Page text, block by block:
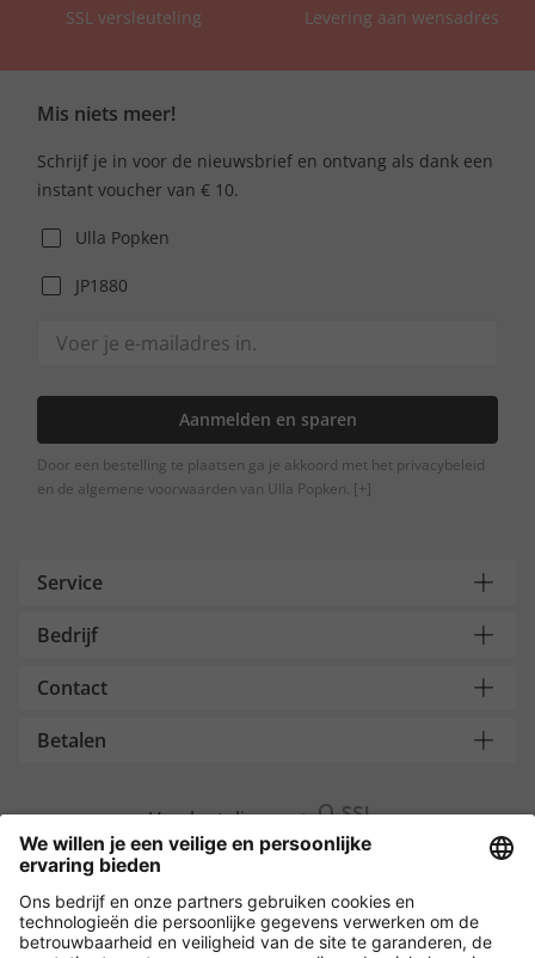
SSL versleuteling Levering aan wensadres
Mis niets meer!
Schrijf je in voor de nieuwsbrief en ontvang als dank een
instant voucher van € 10.
Ulla Popken
JP1880
Aanmelden en sparen
Door een bestelling te plaatsen ga je akkoord met het privacybeleid
en de algemene voorwaarden van Ulla Popken. [+]
Service
Bedrijf
Contact
Betalen
Versleuteling met
Overige webwinkels